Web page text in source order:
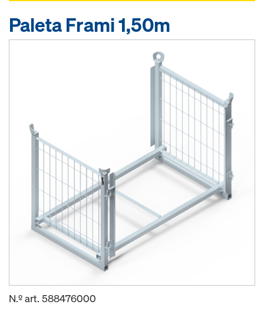
Paleta Frami 1,50m
N.º art. 588476000